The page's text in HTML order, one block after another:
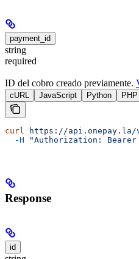
payment_id
string
required
ID del cobro creado previamente.
cURL JavaScript Python PHP
curl
https://api.onepay.la/
  -H
"Authorization: Bearer
Response
id